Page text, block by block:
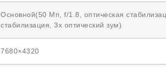
Основной(50 Мп, f/1.8, оптическая
стабилизация, 3x оптический зум)
7680×4320